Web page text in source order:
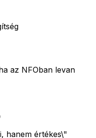
az NFOban levan
hanem értékes\"